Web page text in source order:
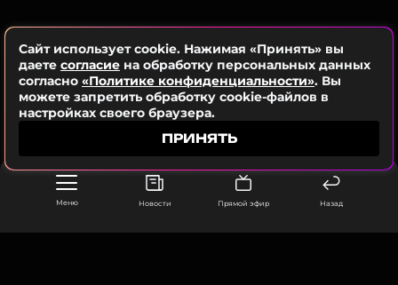
Меню Новости Прямой эфир Назад
ПОДПИСАТЬСЯ
Сайт использует cookie. Нажимая «Принять» вы
даете согласие на обработку персональных данных
согласно «Политике конфиденциальности». Вы
можете запретить обработку cookie-файлов в
настройках своего браузера.
ПРИНЯТЬ